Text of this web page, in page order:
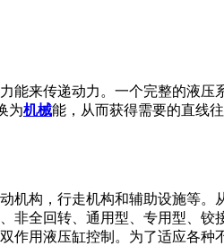
能来传递动力。一个完整的液压
为机械能，从而获得需要的直线
构，行走机构和辅助设施等
非全回转、通用型、专用型、
作用液压缸控制。为了适应各